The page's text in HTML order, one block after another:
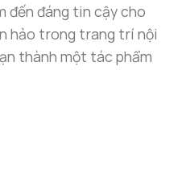
đến đáng tin cậy cho
hảo trong trang trí nội
thành một tác phẩm